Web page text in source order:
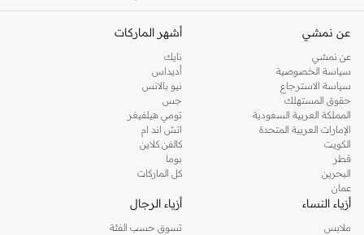
عن نمشي
عن نمشي
سياسة الخصوصية
سياسة الاسترجاع
حقوق المستهلك
المملكة العربية السعودية
الإمارات العربية المتحدة
الكويت
قطر
البحرين
عمان
أشهر الماركات
نايك
أديداس
نيو بالانس
جس
تومي هيلفيغر
اتش اند ام
كالفن كلاين
بوما
كل الماركات
أزياء النساء
ملابس
أزياء الرجال
تسوق حسب الفئة